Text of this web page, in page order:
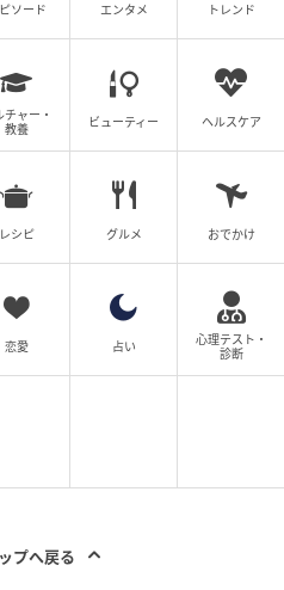
す彼
予定で、私は帰りを待ち
を用意しました。
ていると、
ソード エンタメ トレンド
チャー・
教養
ビューティー ヘルスケア
レシピ グルメ おでかけ
恋愛 占い
心理テスト・
診断
プへ戻る